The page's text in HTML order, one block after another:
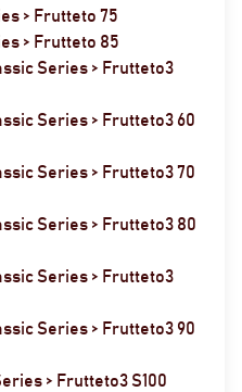
> Frutteto 75
> Frutteto 85
Series > Frutteto3
Series > Frutteto3 60
Series > Frutteto3 70
Series > Frutteto3 80
Series > Frutteto3
Series > Frutteto3 90
> Frutteto3 S100